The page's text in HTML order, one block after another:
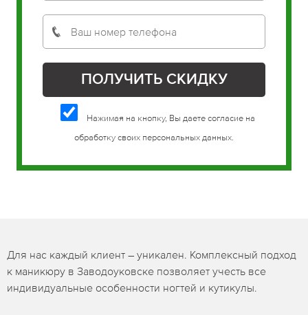
Нажимая на кнопку, Вы даете согласие на
обработку своих персональных данных.
Для нас каждый клиент – уникален. Комплексный подход
к маникюру в Заводоуковске позволяет учесть все
индивидуальные особенности ногтей и кутикулы.